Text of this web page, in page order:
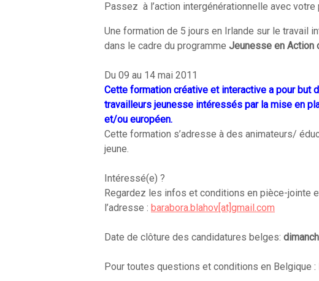
Passez à l’action intergénérationnelle avec votre
Une formation de 5 jours en Irlande sur le travail
dans le cadre du programme Jeunesse en Action
Du 09 au 14 mai 2011
Cette formation créative et interactive a pour but
travailleurs jeunesse intéressés par la mise en
et/ou européen.
Cette formation s’adresse à des animateurs/
jeune.
Intéressé(e) ?
Regardez les infos et conditions en pièce-jointe
l’adresse : barabora.blahov[at]gmail.com
Date de clôture des candidatures belges:
Pour toutes questions et conditions en Belgique :